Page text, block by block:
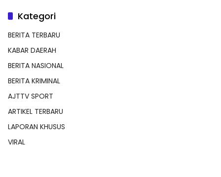
Kategori
BERITA TERBARU
KABAR DAERAH
BERITA NASIONAL
BERITA KRIMINAL
AJTTV SPORT
ARTIKEL TERBARU
LAPORAN KHUSUS
VIRAL